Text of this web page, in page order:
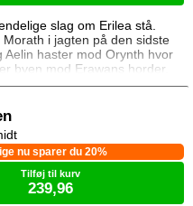
slag om Erilea stå.
Morath i jagten på den sidste
Aelin haster mod Orynth hvor
byen mod Erawans horder.
ikke alene. Men kan deres
nu sparer du 20%
Tilføj til kurv
239,96